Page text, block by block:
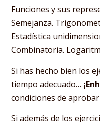
Funciones y sus
Semejanza.
Estadística
Combinatoria.
Si has hecho bien los
tiempo adecuado…
condiciones de aprobar
Si además de los